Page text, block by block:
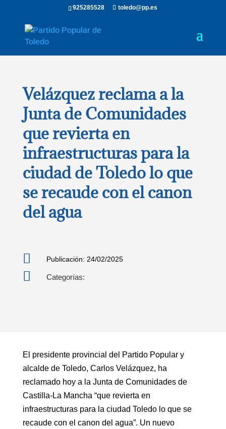
925285528 toledo@pp.es
Velázquez reclama a la
Junta de Comunidades
que revierta en
infraestructuras para la
ciudad de Toledo lo que
se recaude con el canon
del agua
 Publicación: 24/02/2025
 Categorías:
El presidente provincial del Partido Popular y
alcalde de Toledo, Carlos Velázquez, ha
reclamado hoy a la Junta de Comunidades de
Castilla-La Mancha “que revierta en
infraestructuras para la ciudad Toledo lo que se
recaude con el canon del agua”. Un nuevo